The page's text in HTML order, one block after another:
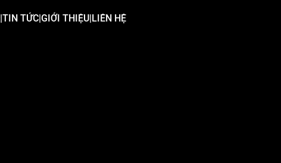
|TIN TỨC|GIỚI THIỆU|LIÊN HỆ